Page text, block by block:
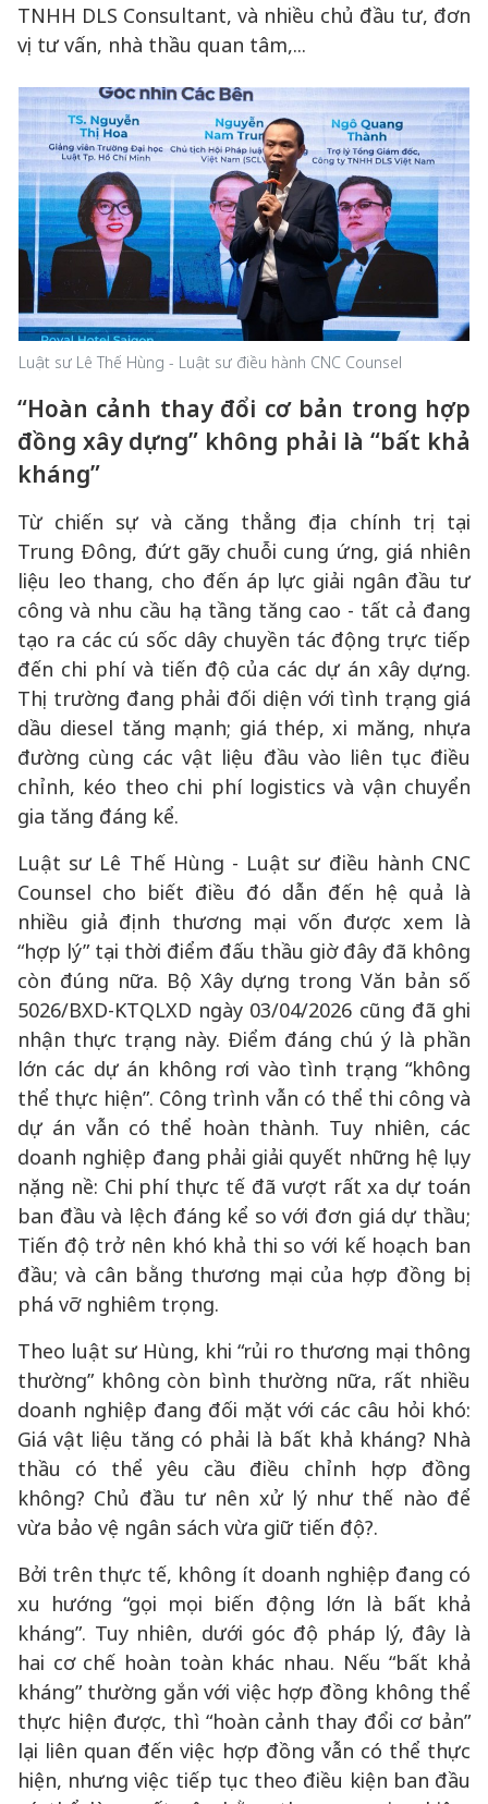
TNHH DLS Consultant, và nhiều chủ đầu tư, đơn
vị tư vấn, nhà thầu quan tâm,...
Luật sư Lê Thế Hùng - Luật sư điều hành CNC Counsel
“Hoàn cảnh thay đổi cơ bản trong hợp
đồng xây dựng” không phải là “bất khả
kháng”
Từ chiến sự và căng thẳng địa chính trị tại
Trung Đông, đứt gãy chuỗi cung ứng, giá nhiên
liệu leo thang, cho đến áp lực giải ngân đầu tư
công và nhu cầu hạ tầng tăng cao - tất cả đang
tạo ra các cú sốc dây chuyền tác động trực tiếp
đến chi phí và tiến độ của các dự án xây dựng.
Thị trường đang phải đối diện với tình trạng giá
dầu diesel tăng mạnh; giá thép, xi măng, nhựa
đường cùng các vật liệu đầu vào liên tục điều
chỉnh, kéo theo chi phí logistics và vận chuyển
gia tăng đáng kể.
Luật sư Lê Thế Hùng - Luật sư điều hành CNC
Counsel cho biết điều đó dẫn đến hệ quả là
nhiều giả định thương mại vốn được xem là
“hợp lý” tại thời điểm đấu thầu giờ đây đã không
còn đúng nữa. Bộ Xây dựng trong Văn bản số
5026/BXD-KTQLXD ngày 03/04/2026 cũng đã ghi
nhận thực trạng này. Điểm đáng chú ý là phần
lớn các dự án không rơi vào tình trạng “không
thể thực hiện”. Công trình vẫn có thể thi công và
dự án vẫn có thể hoàn thành. Tuy nhiên, các
doanh nghiệp đang phải giải quyết những hệ lụy
nặng nề: Chi phí thực tế đã vượt rất xa dự toán
ban đầu và lệch đáng kể so với đơn giá dự thầu;
Tiến độ trở nên khó khả thi so với kế hoạch ban
đầu; và cân bằng thương mại của hợp đồng bị
phá vỡ nghiêm trọng.
Theo luật sư Hùng, khi “rủi ro thương mại thông
thường” không còn bình thường nữa, rất nhiều
doanh nghiệp đang đối mặt với các câu hỏi khó:
Giá vật liệu tăng có phải là bất khả kháng? Nhà
thầu có thể yêu cầu điều chỉnh hợp đồng
không? Chủ đầu tư nên xử lý như thế nào để
vừa bảo vệ ngân sách vừa giữ tiến độ?.
Bởi trên thực tế, không ít doanh nghiệp đang có
xu hướng “gọi mọi biến động lớn là bất khả
kháng”. Tuy nhiên, dưới góc độ pháp lý, đây là
hai cơ chế hoàn toàn khác nhau. Nếu “bất khả
kháng” thường gắn với việc hợp đồng không thể
thực hiện được, thì “hoàn cảnh thay đổi cơ bản”
lại liên quan đến việc hợp đồng vẫn có thể thực
hiện, nhưng việc tiếp tục theo điều kiện ban đầu